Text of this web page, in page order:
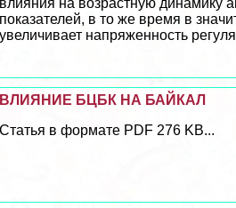
влияния на возрастную динамику
показателей, в то же время в
увеличивает напряженность
ВЛИЯНИЕ БЦБК НА БАЙКАЛ
Статья в формате PDF 276 KB...